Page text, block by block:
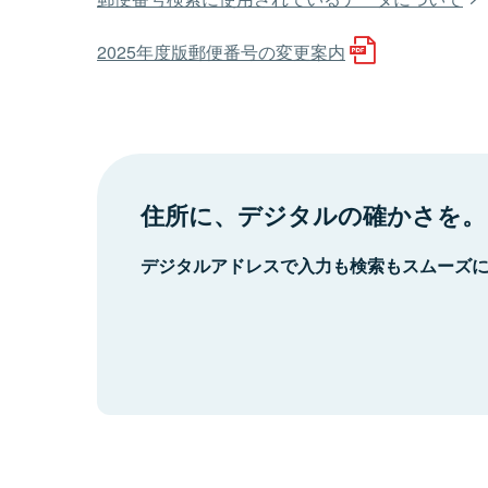
2025年度版郵便番号の変更案内
住所に、デジタルの確かさを。
デジタルアドレスで入力も検索もスムーズ